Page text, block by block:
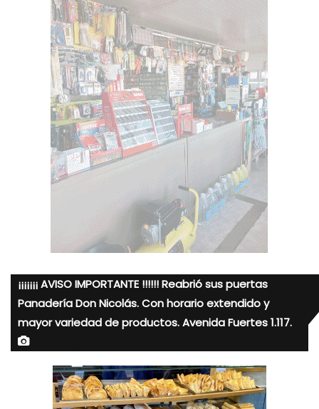
¡¡¡¡¡¡¡ AVISO IMPORTANTE !!!!!! Reabrió sus puertas
Panadería Don Nicolás. Con horario extendido y
mayor variedad de productos. Avenida Fuertes 1.117.